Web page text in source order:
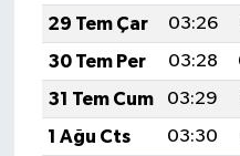
29 Tem Çar
03:26
30 Tem Per
03:28
31 Tem Cum
03:29
1 Ağu Cts
03:30